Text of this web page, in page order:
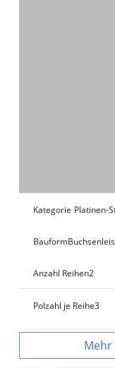
Kategorie Platinen-
Bauform
Anzahl Reihen2
Polzahl je Reihe3